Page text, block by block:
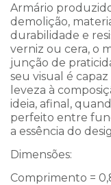
Armário
demolição,
durabilidade e
verniz ou cera, o
junção de
seu visual é
leveza à
ideia, afinal,
perfeito entre
a essência do
Dimensões:
Comprimento =